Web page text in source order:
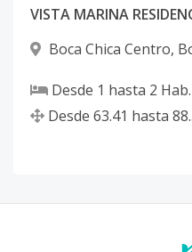
VISTA MARINA
Boca Chica Centro,
Desde 1 hasta 2 Hab.
Desde 63.41 hasta